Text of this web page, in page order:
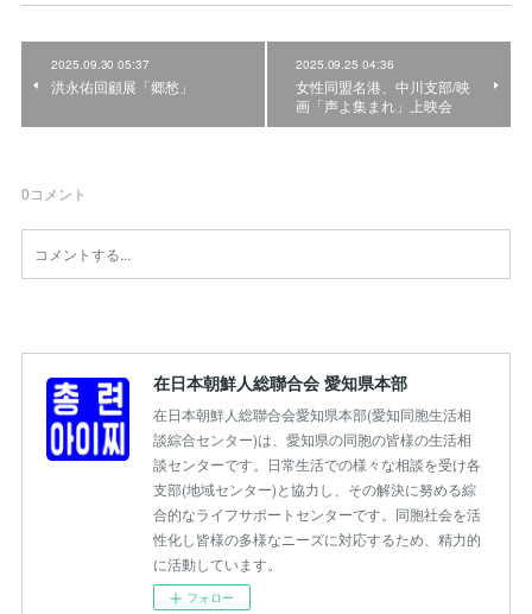
2025.09.30 05:37
洪永佑回顧展「郷愁」
2025.09.25 04:36
女性同盟名港、中川支部/映
画「声よ集まれ」上映会
0コメント
在日本朝鮮人総聯合会 愛知県本部
在日本朝鮮人総聯合会愛知県本部(愛知同胞生活相
談綜合センター)は、愛知県の同胞の皆様の生活相
談センターです。日常生活での様々な相談を受け各
支部(地域センター)と協力し、その解決に努める綜
合的なライフサポートセンターです。同胞社会を活
性化し皆様の多様なニーズに対応するため、精力的
に活動しています。
フォロー